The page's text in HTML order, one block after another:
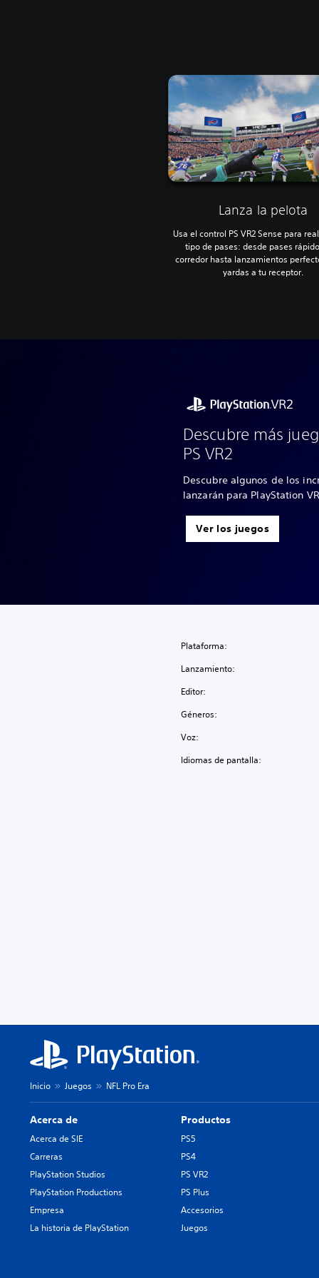
Lanza la pelota
Usa el control PS VR2 Sense para
tipo de pases: desde pases
corredor hasta lanzamientos
yardas a tu receptor.
Descubre más
PS VR2
Descubre algunos de los
lanzarán para PlayStation
Ver los juegos
Plataforma:
Lanzamiento:
Editor:
Géneros:
Voz:
Idiomas de pantalla:
Inicio Juegos NFL Pro Era
Acerca de
Acerca de SIE
Carreras
PlayStation Studios
PlayStation Productions
Empresa
La historia de PlayStation
Productos
PS5
PS4
PS VR2
PS Plus
Accesorios
Juegos